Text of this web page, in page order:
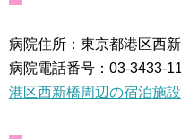
病院住所：東京都港区西
病院電話番号：03-3433-
港区西新橋周辺の宿泊施